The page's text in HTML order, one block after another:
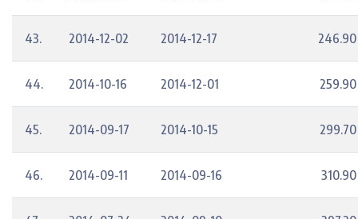
43. 2014-12-02 2014-12-17 246.90
44. 2014-10-16 2014-12-01 259.90
45. 2014-09-17 2014-10-15 299.70
46. 2014-09-11 2014-09-16 310.90